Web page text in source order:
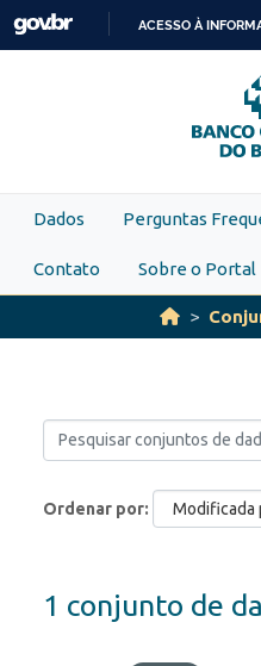
Skip to main content
ACESSO À
Dados Perguntas
Contato Sobre o Portal
Ordenar por
1 conjunto de